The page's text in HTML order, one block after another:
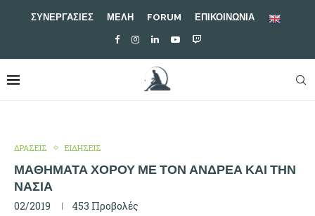
ΣΥΝΕΡΓΑΣΙΕΣ ΜΕΛΗ FORUM ΕΠΙΚΟΙΝΩΝΙΑ
ΔΡΑΣΕΙΣ ΕΙΔΗΣΕΙΣ
ΜΑΘΉΜΑΤΑ ΧΟΡΟΎ ΜΕ ΤΟΝ ΑΝΔΡΈΑ ΚΑΙ ΤΗΝ
ΝΆΣΙΑ
02/2019 453 Προβολές